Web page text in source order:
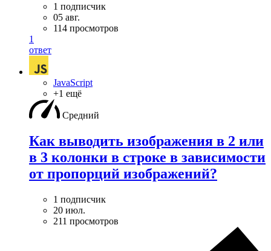
1 подписчик
05 авг.
114 просмотров
1
ответ
JavaScript
+1 ещё
Средний
Как выводить изображения в 2 или
в 3 колонки в строке в зависимости
от пропорций изображений?
1 подписчик
20 июл.
211 просмотров